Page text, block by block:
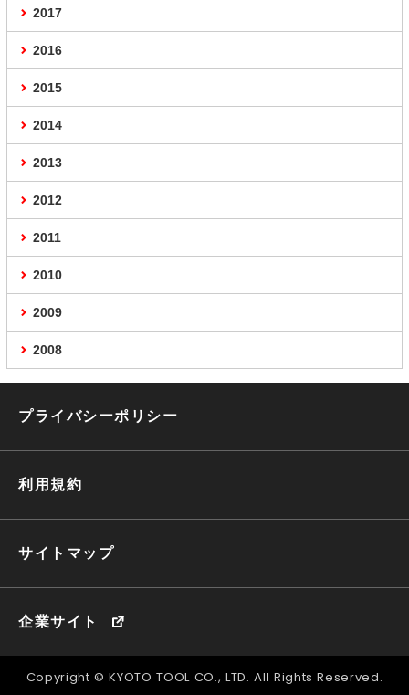
2017
2016
2015
2014
2013
2012
2011
2010
2009
2008
プライバシーポリシー
利用規約
サイトマップ
企業サイト
Copyright © KYOTO TOOL CO., LTD. All Rights Reserved.